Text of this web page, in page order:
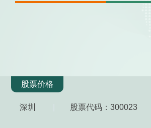
股票价格
深圳 股票代码：300023